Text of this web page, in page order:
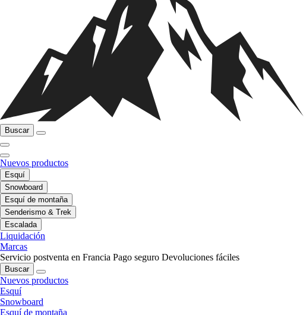
Buscar
Nuevos productos
Esquí
Snowboard
Esquí de montaña
Senderismo & Trek
Escalada
Liquidación
Marcas
Servicio postventa en Francia Pago seguro Devoluciones fáciles
Buscar
Nuevos productos
Esquí
Snowboard
Esquí de montaña